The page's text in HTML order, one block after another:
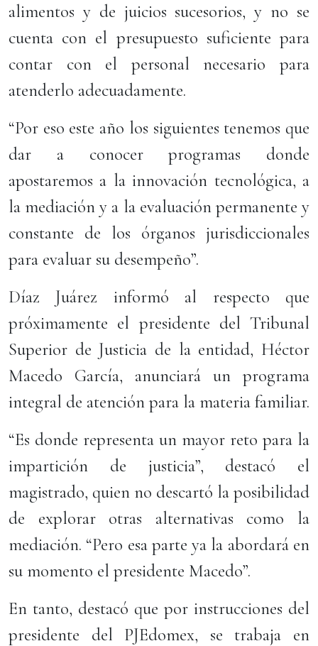
alimentos y de juicios sucesorios, y no se
cuenta con el presupuesto suficiente para
contar con el personal necesario para
atenderlo adecuadamente.
“Por eso este año los siguientes tenemos que
dar a conocer programas donde
apostaremos a la innovación tecnológica, a
la mediación y a la evaluación permanente y
constante de los órganos jurisdiccionales
para evaluar su desempeño”.
Díaz Juárez informó al respecto que
próximamente el presidente del Tribunal
Superior de Justicia de la entidad, Héctor
Macedo García, anunciará un programa
integral de atención para la materia familiar.
“Es donde representa un mayor reto para la
impartición de justicia”, destacó el
magistrado, quien no descartó la posibilidad
de explorar otras alternativas como la
mediación. “Pero esa parte ya la abordará en
su momento el presidente Macedo”.
En tanto, destacó que por instrucciones del
presidente del PJEdomex, se trabaja en